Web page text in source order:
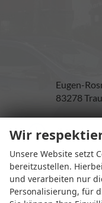
Eugen-
83278
Wir
Unsere Website setzt
bereitzustellen.
und verarbeiten nur
Personalisierung, für